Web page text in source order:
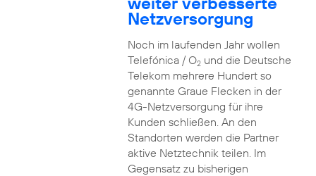
Netzversorgung
Noch im laufenden Jahr wollen
Telefónica / O2und die Deutsche
Telekom mehrere Hundert so
genannte Graue Flecken in der
4G-Netzversorgung für ihre
Kunden schließen. An den
Standorten werden die Partner
aktive Netztechnik teilen. Im
Gegensatz zu bisherigen